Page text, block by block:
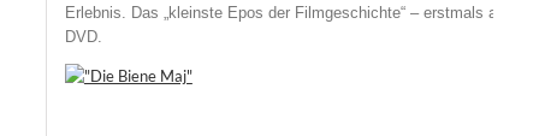
Erlebnis. Das „kleinste Epos der Filmgeschichte“ – erstmals auf
DVD.